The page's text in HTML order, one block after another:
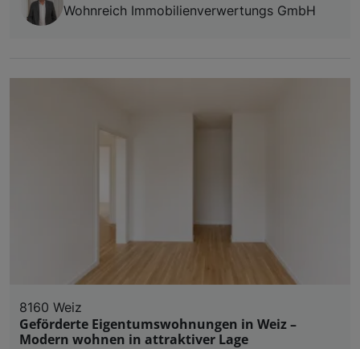
Wohnreich Immobilienverwertungs GmbH
8160 Weiz
Geförderte Eigentumswohnungen in Weiz –
Modern wohnen in attraktiver Lage